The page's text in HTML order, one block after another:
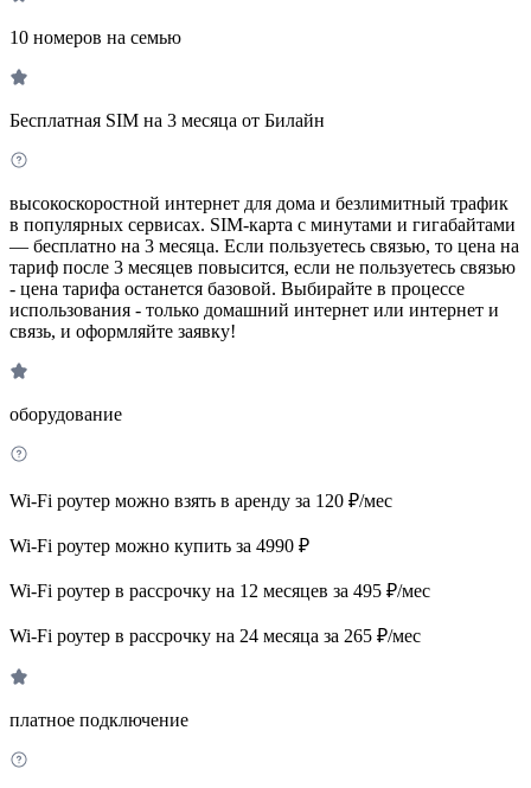
10 номеров на семью
Бесплатная SIM на 3 месяца от Билайн
высокоскоростной интернет для дома и безлимитный трафик
в популярных сервисах. SIM-карта с минутами и гигабайтами
— бесплатно на 3 месяца. Если пользуетесь связью, то цена на
тариф после 3 месяцев повысится, если не пользуетесь связью
- цена тарифа останется базовой. Выбирайте в процессе
использования - только домашний интернет или интернет и
связь, и оформляйте заявку!
оборудование
Wi-Fi роутер можно взять в аренду за 120 ₽/мес
Wi-Fi роутер можно купить за 4990 ₽
Wi-Fi роутер в рассрочку на 12 месяцев за 495 ₽/мес
Wi-Fi роутер в рассрочку на 24 месяца за 265 ₽/мес
платное подключение